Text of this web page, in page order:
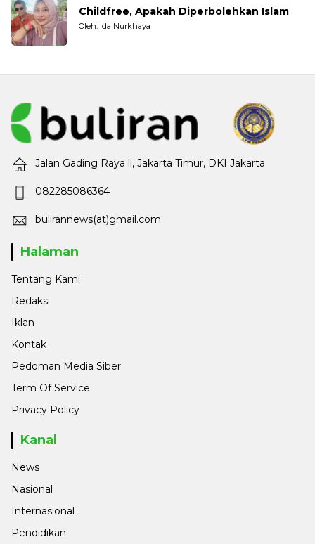
Childfree, Apakah Diperbolehkan Islam
Oleh: Ida Nurkhaya
Jalan Gading Raya ll, Jakarta Timur, DKI Jakarta
082285086364
bulirannews(at)gmail.com
Halaman
Tentang Kami
Redaksi
Iklan
Kontak
Pedoman Media Siber
Term Of Service
Privacy Policy
Kanal
News
Nasional
Internasional
Pendidikan